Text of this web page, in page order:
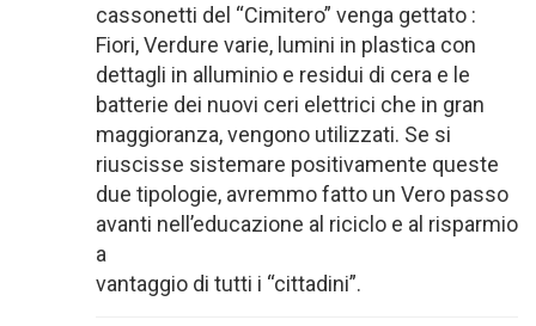
cassonetti del “Cimitero” venga gettato :
Fiori, Verdure varie, lumini in plastica con
dettagli in alluminio e residui di cera e le
batterie dei nuovi ceri elettrici che in gran
maggioranza, vengono utilizzati. Se si
riuscisse sistemare positivamente queste
due tipologie, avremmo fatto un Vero passo
avanti nell’educazione al riciclo e al risparmio
a
vantaggio di tutti i “cittadini”.